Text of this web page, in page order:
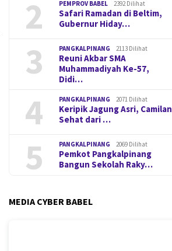
2 PEMPROV BABEL 2392 Dilihat
Safari Ramadan di Beltim,
Gubernur Hiday…
3 PANGKALPINANG 2113 Dilihat
Reuni Akbar SMA
Muhammadiyah Ke-57,
Didi…
4 PANGKALPINANG 2071 Dilihat
Keripik Jagung Asri, Camilan
Sehat dari …
5 PANGKALPINANG 2069 Dilihat
Pemkot Pangkalpinang
Bangun Sekolah Raky…
MEDIA CYBER BABEL